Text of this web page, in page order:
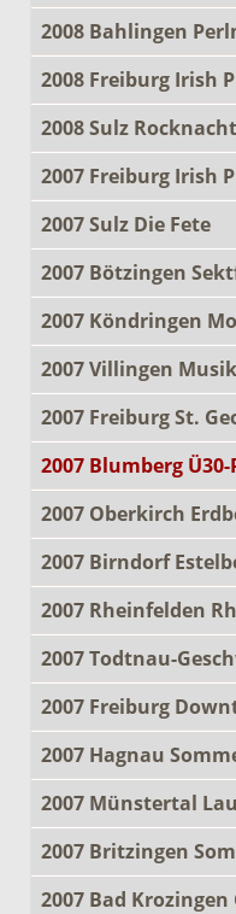
2008 Bahlingen
2008 Freiburg Irish
2008 Sulz Rocknacht
2007 Freiburg Irish
2007 Sulz Die Fete
2007 Bötzingen
2007 Köndringen
2007 Villingen
2007 Freiburg St.
2007 Blumberg
2007 Oberkirch
2007 Birndorf
2007 Rheinfelden
2007 Todtnau-
2007 Freiburg
2007 Hagnau
2007 Münstertal
2007 Britzingen
2007 Bad